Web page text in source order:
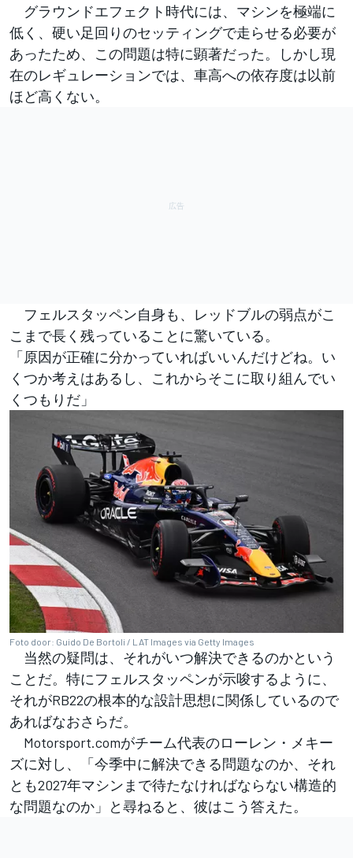
グラウンドエフェクト時代には、マシンを極端に
低く、硬い足回りのセッティングで走らせる必要が
あったため、この問題は特に顕著だった。しかし現
在のレギュレーションでは、車高への依存度は以前
ほど高くない。
フェルスタッペン自身も、レッドブルの弱点がこ
こまで長く残っていることに驚いている。
「原因が正確に分かっていればいいんだけどね。い
くつか考えはあるし、これからそこに取り組んでい
くつもりだ」
Foto door: Guido De Bortoli / LAT Images via Getty Images
当然の疑問は、それがいつ解決できるのかという
ことだ。特にフェルスタッペンが示唆するように、
それがRB22の根本的な設計思想に関係しているので
あればなおさらだ。
Motorsport.comがチーム代表のローレン・メキー
ズに対し、「今季中に解決できる問題なのか、それ
とも2027年マシンまで待たなければならない構造的
な問題なのか」と尋ねると、彼はこう答えた。